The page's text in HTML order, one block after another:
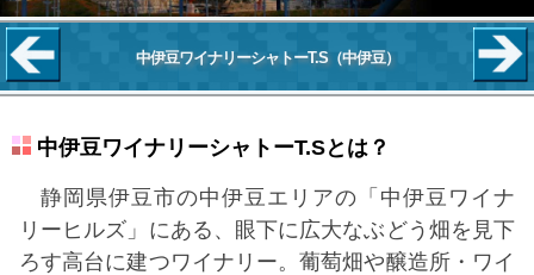
中伊豆ワイナリーシャトーT.S（中伊豆）
中伊豆ワイナリーシャトーT.Sとは？
静岡県伊豆市の中伊豆エリアの「中伊豆ワイナ
リーヒルズ」にある、眼下に広大なぶどう畑を見下
ろす高台に建つワイナリー。葡萄畑や醸造所・ワイ